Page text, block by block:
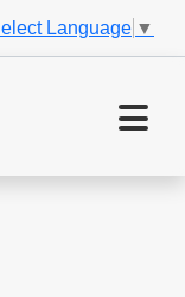
Language ▼